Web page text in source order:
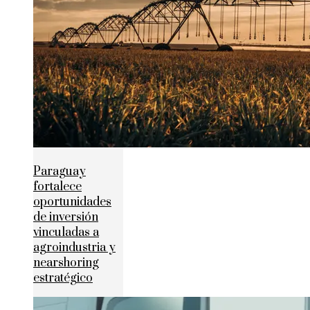
Paraguay
fortalece
oportunidades
de inversión
vinculadas a
agroindustria y
nearshoring
estratégico